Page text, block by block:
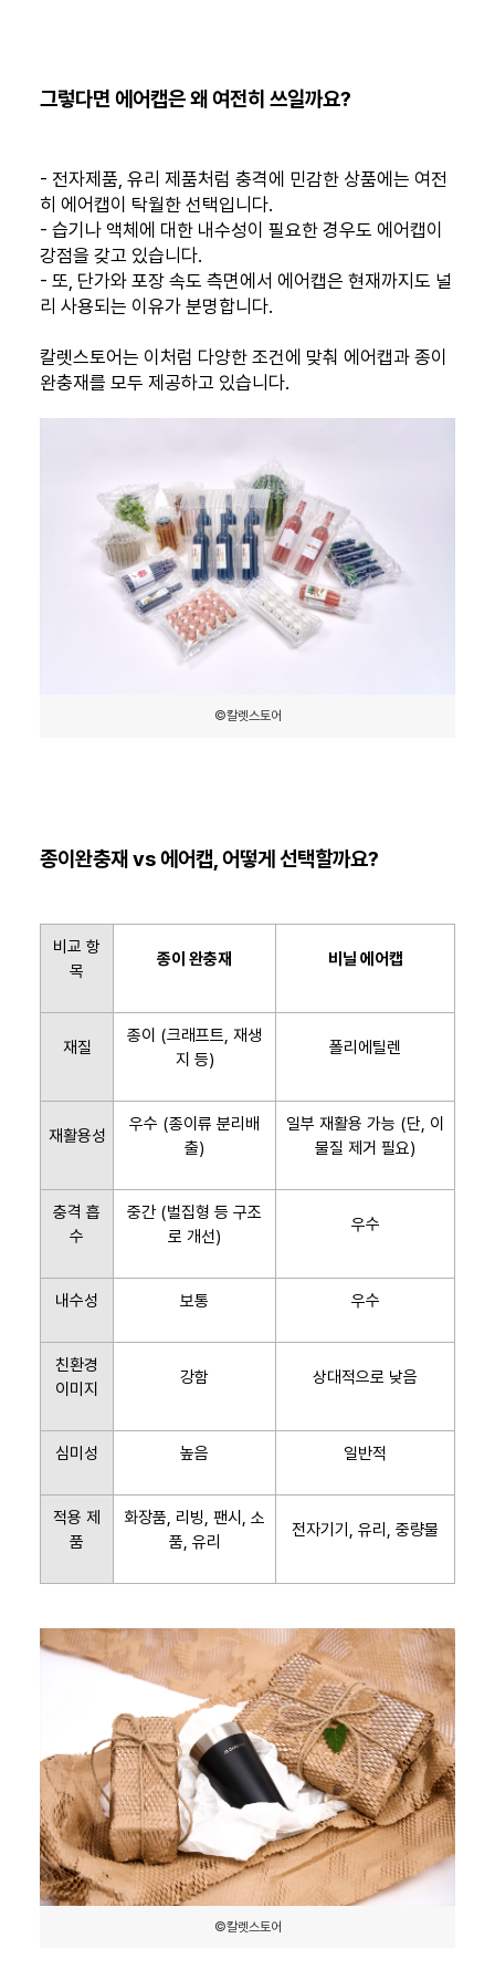
그렇다면 에어캡은 왜 여전히 쓰일까요?
- 전자제품, 유리 제품처럼 충격에 민감한 상품에는 여전
히 에어캡이 탁월한 선택입니다.
- 습기나 액체에 대한 내수성이 필요한 경우도 에어캡이
강점을 갖고 있습니다.
- 또, 단가와 포장 속도 측면에서 에어캡은 현재까지도 널
리 사용되는 이유가 분명합니다.
칼렛스토어는 이처럼 다양한 조건에 맞춰 에어캡과 종이
완충재를 모두 제공하고 있습니다.
©칼렛스토어
종이완충재 vs 에어캡, 어떻게 선택할까요?
비교 항
목
종이 완충재 비닐 에어캡
재질
종이 (크래프트, 재생
지 등)
폴리에틸렌
재활용성
우수 (종이류 분리배
출)
일부 재활용 가능 (단, 이
물질 제거 필요)
충격 흡
수
중간 (벌집형 등 구조
로 개선)
우수
내수성 보통 우수
친환경
이미지
강함 상대적으로 낮음
심미성 높음 일반적
적용 제
품
화장품, 리빙, 팬시, 소
품, 유리
전자기기, 유리, 중량물
©칼렛스토어